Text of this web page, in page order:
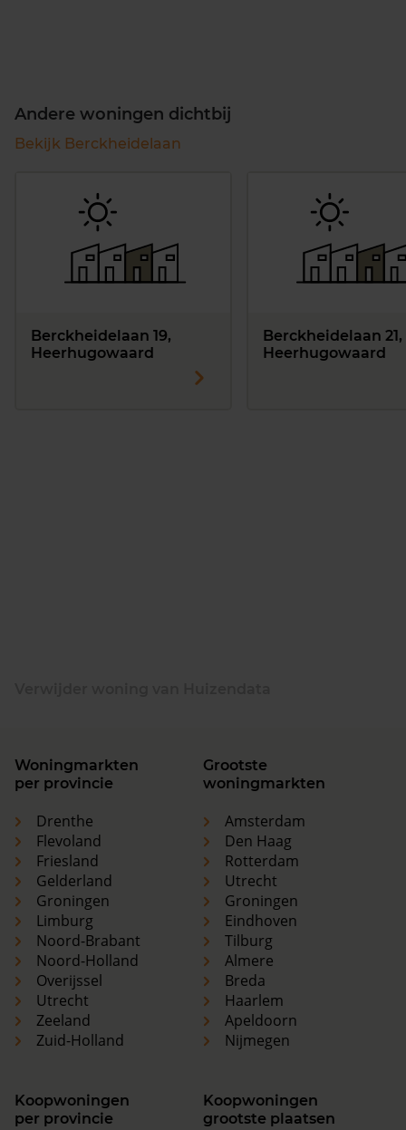
Andere woningen dichtbij
Bekijk Berckheidelaan
Berckheidelaan 19,
Heerhugowaard
Berckheidelaan 21,
Heerhugowaard
Woningmarkten
per provincie
Drenthe
Flevoland
Friesland
Gelderland
Groningen
Limburg
Noord-Brabant
Noord-Holland
Overijssel
Utrecht
Zeeland
Zuid-Holland
Grootste
woningmarkten
Amsterdam
Den Haag
Rotterdam
Utrecht
Groningen
Eindhoven
Tilburg
Almere
Breda
Haarlem
Apeldoorn
Nijmegen
Koopwoningen
per provincie
Koopwoningen
grootste plaatsen